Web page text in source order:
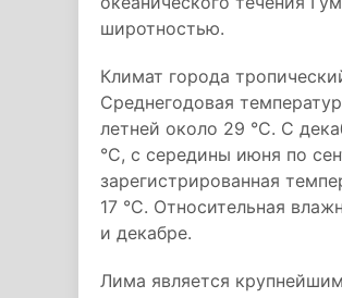
широтностью.
Климат города
Среднегодовая
летней около 29 °C. С
°C, с середины июня по
зарегистрированная
17 °C. Относительная
и декабре.
Лима является